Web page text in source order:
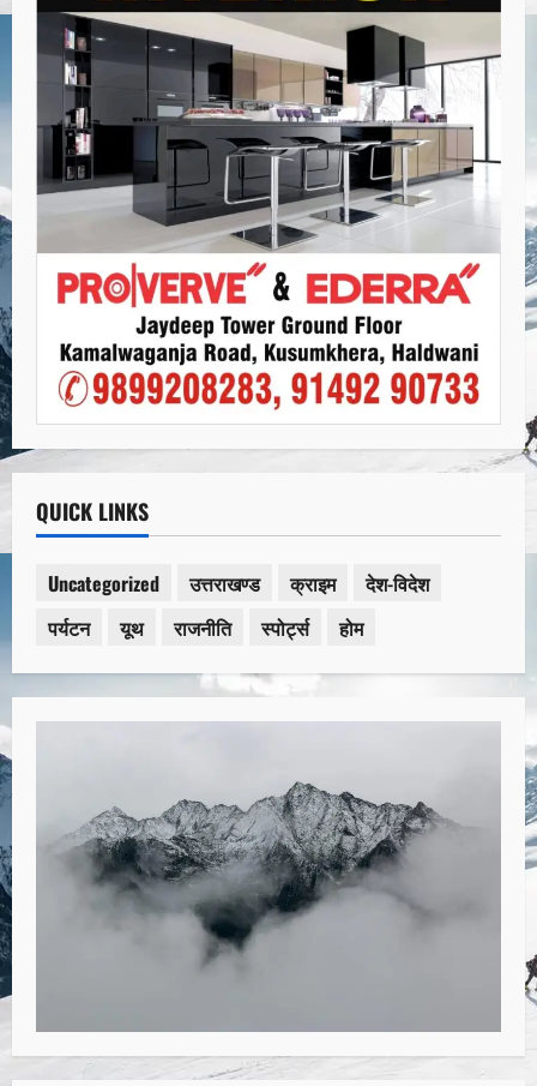
QUICK LINKS
Uncategorized उत्तराखण्ड क्राइम
देश-विदेश
पर्यटन
यूथ राजनीति स्पोर्ट्स होम